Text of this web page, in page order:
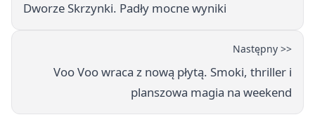
Dworze Skrzynki. Padły mocne wyniki
Następny >>
Voo Voo wraca z nową płytą. Smoki, thriller i
planszowa magia na weekend